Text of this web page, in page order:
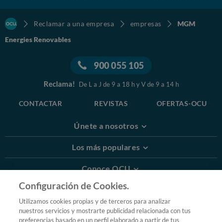
Reclamar a una empresa empresas
MGM
Energies Renovables
900 055 105
Reclama! De L a J de 9 a 18 h y V de 9 a 14 h
CONTACTAR REVISTAS OFERTAS-OCU
Únete a nosotros
Los más populares
Conoce OCU
Más Información
© 2026 OCU
Configuración de Cookies.
Utilizamos cookies propias y de terceros para analizar
nuestros servicios y mostrarte publicidad relacionada con tus
preferencias basado en un perfil elaborado a partir de tus